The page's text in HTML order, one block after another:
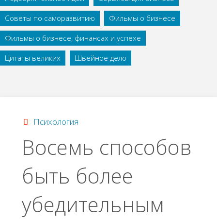
Советы по саморазвитию
Фильмы о бизнесе
Фильмы о бизнесе, финансах и успехе
Цитаты великих
Швейное дело
Психология
Восемь способов
быть более
убедительным